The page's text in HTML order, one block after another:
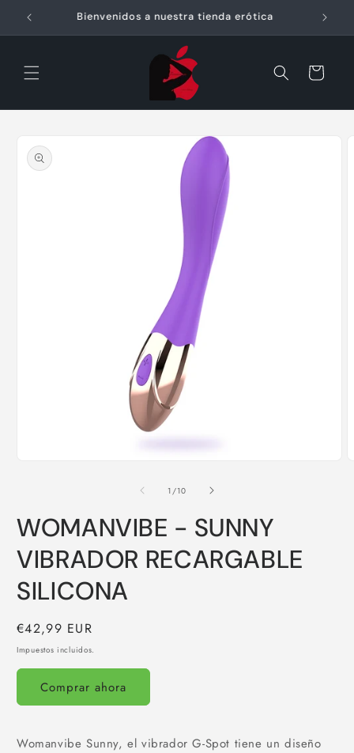
directamente
al contenido
Envíos gratuitos a partir de 60€
Carrito
a la
información
una
ventana
modal
1 /de
10
WOMANVIBE - SUNNY
VIBRADOR RECARGABLE
SILICONA
Precio
habitual
€42,99 EUR
Impuestos incluidos.
Comprar ahora
Womanvibe Sunny, el vibrador G-Spot tiene un diseño